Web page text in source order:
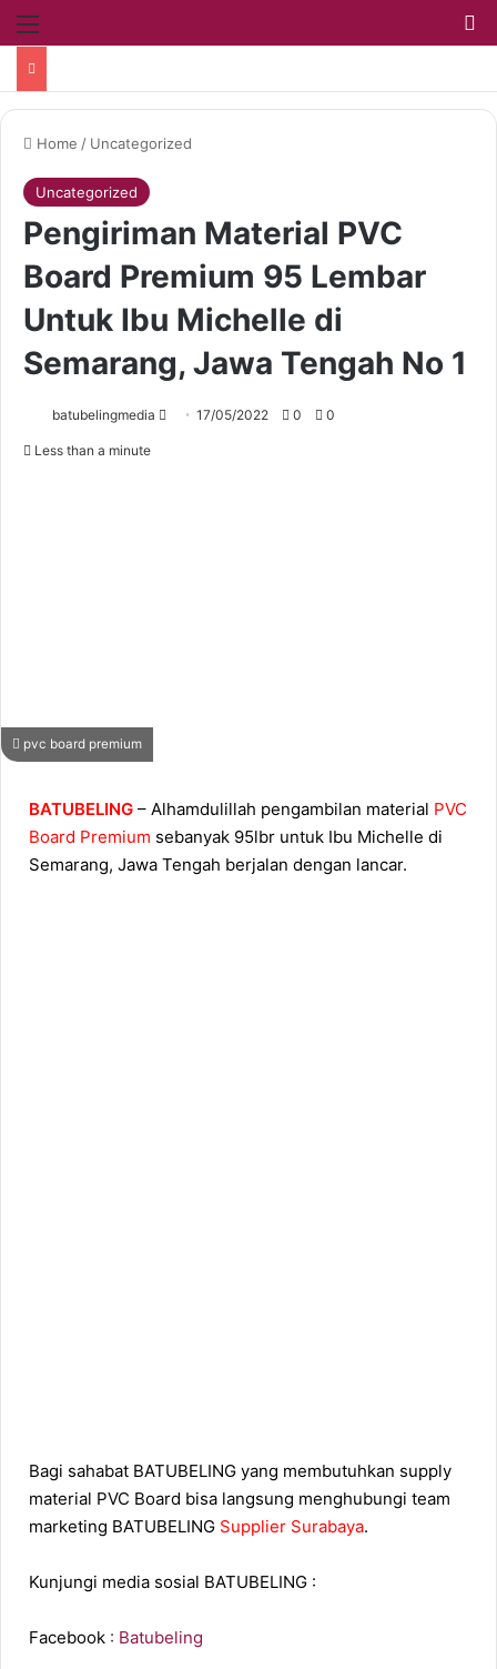
Home / Uncategorized
Uncategorized
Pengiriman Material PVC
Board Premium 95 Lembar
Untuk Ibu Michelle di
Semarang, Jawa Tengah No 1
batubelingmedia 17/05/2022 0 0
Less than a minute
pvc board premium
BATUBELING – Alhamdulillah pengambilan material PVC
Board Premium sebanyak 95lbr untuk Ibu Michelle di
Semarang, Jawa Tengah berjalan dengan lancar.
Bagi sahabat BATUBELING yang membutuhkan supply
material PVC Board bisa langsung menghubungi team
marketing BATUBELING Supplier Surabaya.
Kunjungi media sosial BATUBELING :
Facebook : Batubeling